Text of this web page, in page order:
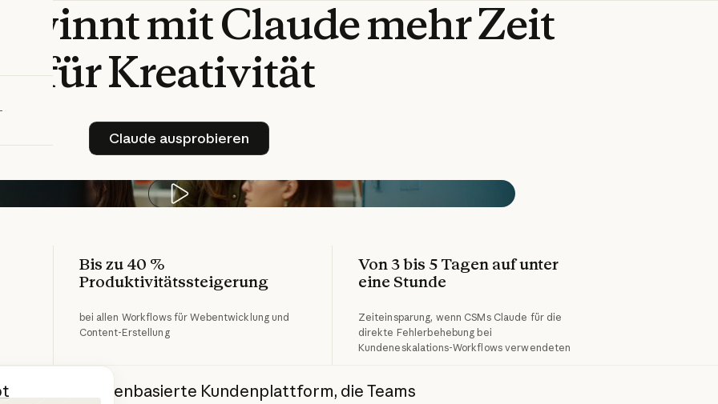
mitClaudemehrZeit
fürKreativität
Claude ausprobieren
Claude ausprobieren
Video abspielen
Bis zu 40 %
Produktivitätssteigerung
bei allen Workflows für Webentwicklung und
Content-Erstellung
Von 3 bis 5 Tagen auf unter
eine Stunde
Zeiteinsparung, wenn CSMs Claude für die
direkte Fehlerbehebung bei
Kundeneskalations-Workflows verwendeten
ist eine agentenbasierte Kundenplattform, die Teams